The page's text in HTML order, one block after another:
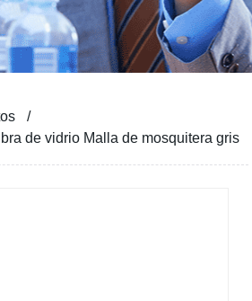
de vidrio Malla de mosquitera gris